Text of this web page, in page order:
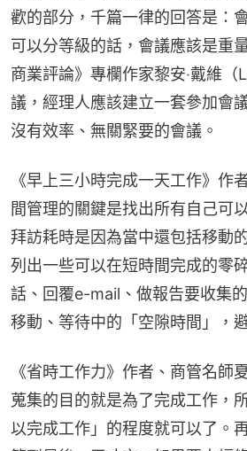
歡的部分，千篇一律的回答是：
可以分等級的話，會議應該是重
商業評論》專欄作家黎安‧戴維（
議，經理人應該建立一套參加會
沒有效率、無關緊要的會議。
《早上三小時完成一天工作》作
間管理的關鍵是找出所有自己可
拜訪耗時是因為當中還包括移動
列出一些可以在短時間完成的零
話、回覆e-mail、做報告要收集
移動、等待中的「空隙時間」，
《省時工作力》作者、商管名師
蒐集的目的就是為了完成工作，
以完成工作」的程度就可以了。